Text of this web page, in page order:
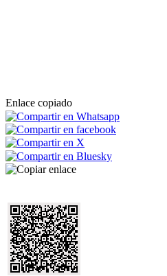
Enlace copiado